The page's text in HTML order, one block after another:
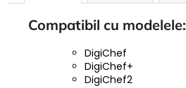
Compatibil cu modelele:
DigiChef
DigiChef+
DigiChef2